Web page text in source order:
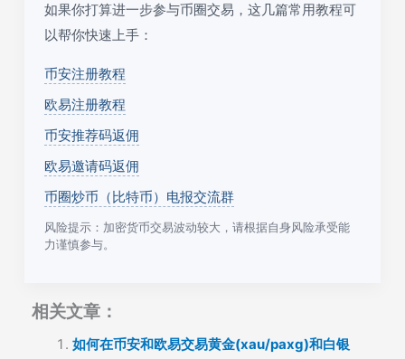
如果你打算进一步参与币圈交易，这几篇常用教程可
以帮你快速上手：
币安注册教程
欧易注册教程
币安推荐码返佣
欧易邀请码返佣
币圈炒币（比特币）电报交流群
风险提示：加密货币交易波动较大，请根据自身风险承受能
力谨慎参与。
相关文章：
如何在币安和欧易交易黄金(xau/paxg)和白银